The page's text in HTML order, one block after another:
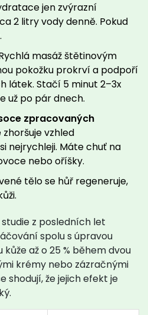
jen zvýrazní
2 litry vody denně. Pokud
masáž štětinovým
pokožku prokrví a podpoří
látek. Stačí 5 minut 2–3x
už po pár dnech.
zpracovaných
vzhled
nejrychleji. Máte chuť na
nebo oříšky.
tělo se hůř regeneruje,
z posledních let
spolu s úpravou
až o 25 % během dvou
krémy nebo zázračnými
shodují, že jejich efekt je